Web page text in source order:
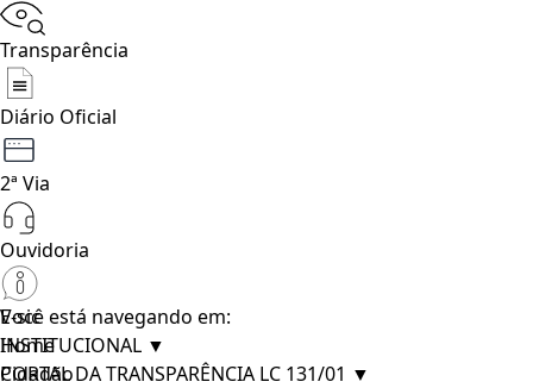
Transparência
Diário Oficial
2ª Via
Ouvidoria
E-sic
INSTITUCIONAL ▼
PORTAL DA TRANSPARÊNCIA LC 131/01 ▼
Você está navegando em:
Home
Cidadão